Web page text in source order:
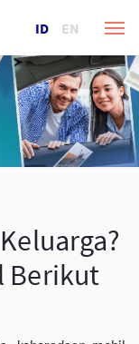
ID EN
Berikut